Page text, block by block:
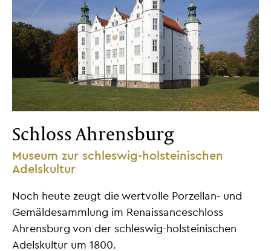
Schloss Ahrensburg
Museum zur schleswig-holsteinischen
Adelskultur
Noch heute zeugt die wertvolle Porzellan- und
Gemäldesammlung im Renaissanceschloss
Ahrensburg von der schleswig-holsteinischen
Adelskultur um 1800.